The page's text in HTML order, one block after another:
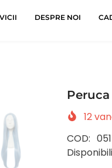
DESPRE NOI
12
COD: